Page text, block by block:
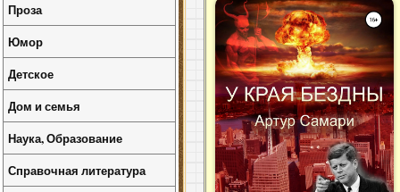
Проза
Юмор
Детское
Дом и семья
Наука, Образование
Справочная литература